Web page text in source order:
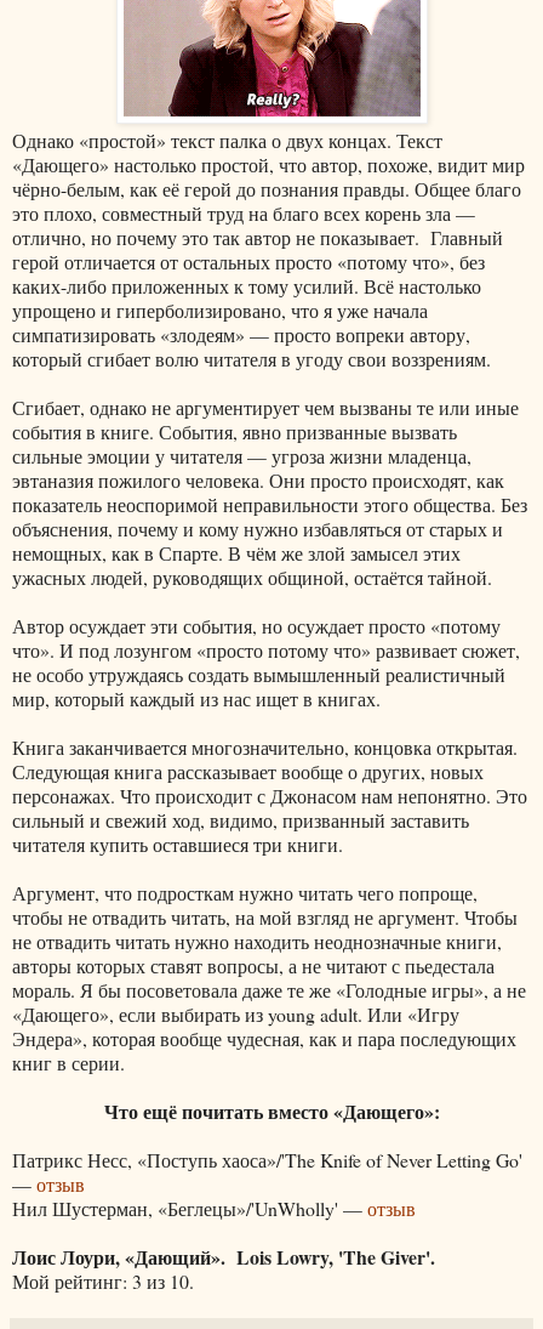
Однако «простой» текст палка о двух концах. Текст
«Дающего» настолько простой, что автор, похоже, видит мир
чёрно-белым, как её герой до познания правды. Общее благо
это плохо, совместный труд на благо всех корень зла —
отлично, но почему это так автор не показывает. Главный
герой отличается от остальных просто «потому что», без
каких-либо приложенных к тому усилий. Всё настолько
упрощено и гиперболизировано, что я уже начала
симпатизировать «злодеям» — просто вопреки автору,
который сгибает волю читателя в угоду свои воззрениям.
Сгибает, однако не аргументирует чем вызваны те или иные
события в книге. События, явно призванные вызвать
сильные эмоции у читателя — угроза жизни младенца,
эвтаназия пожилого человека. Они просто происходят, как
показатель неоспоримой неправильности этого общества. Без
объяснения, почему и кому нужно избавляться от старых и
немощных, как в Спарте. В чём же злой замысел этих
ужасных людей, руководящих общиной, остаётся тайной.
Автор осуждает эти события, но осуждает просто «потому
что». И под лозунгом «просто потому что» развивает сюжет,
не особо утруждаясь создать вымышленный реалистичный
мир, который каждый из нас ищет в книгах.
Книга заканчивается многозначительно, концовка открытая.
Следующая книга рассказывает вообще о других, новых
персонажах. Что происходит с Джонасом нам непонятно. Это
сильный и свежий ход, видимо, призванный заставить
читателя купить оставшиеся три книги.
Аргумент, что подросткам нужно читать чего попроще,
чтобы не отвадить читать, на мой взгляд не аргумент. Чтобы
не отвадить читать нужно находить неоднозначные книги,
авторы которых ставят вопросы, а не читают с пьедестала
мораль. Я бы посоветовала даже те же «Голодные игры», а не
«Дающего», если выбирать из young adult. Или «Игру
Эндера», которая вообще чудесная, как и пара последующих
книг в серии.
Что ещё почитать вместо «Дающего»:
Патрикс Несс, «Поступь хаоса»/'The Knife of Never Letting Go'
—отзыв
Нил Шустерман, «Беглецы»/'UnWholly' —отзыв
Лоис Лоури, «Дающий». Lois Lowry, 'The Giver'.
Мой рейтинг: 3 из 10.